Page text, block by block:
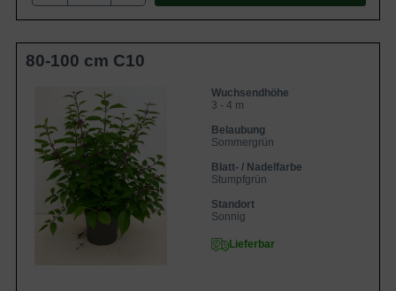
80-100 cm C10
Wuchsendhöhe
3 - 4 m
Belaubung
Sommergrün
Blatt- / Nadelfarbe
Stumpfgrün
Standort
Sonnig
Lieferbar